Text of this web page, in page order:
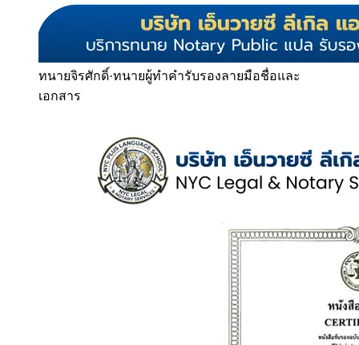
ทนายจิรศักดิ์·ทนายผู้ทำคำรับรองลายมือชื่อและ
เอกสาร